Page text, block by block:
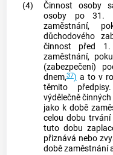
(4)
Činnost osoby
osoby po 31.
zaměstnání,
důchodového
činnost před
zaměstnání,
(zabezpečení)
dnem,37) a to v
těmito
výdělečně
jako k době
celou dobu trvání
tuto dobu
přiznává nebo
dobězaměstnání